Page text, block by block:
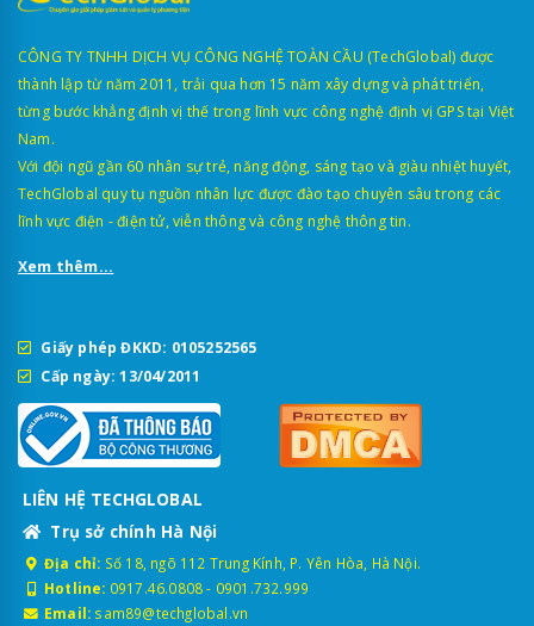
CÔNG TY TNHH DỊCH VỤ CÔNG NGHỆ TOÀN CẦU (TechGlobal) được
thành lập từ năm 2011, trải qua hơn 15 năm xây dựng và phát triển,
từng bước khẳng định vị thế trong lĩnh vực công nghệ định vị GPS tại Việt
Nam.
Với đội ngũ gần 60 nhân sự trẻ, năng động, sáng tạo và giàu nhiệt huyết,
TechGlobal quy tụ nguồn nhân lực được đào tạo chuyên sâu trong các
lĩnh vực điện - điện tử, viễn thông và công nghệ thông tin.
Xem thêm...
Giấy phép ĐKKD: 0105252565
Cấp ngày: 13/04/2011
LIÊN HỆ TECHGLOBAL
Trụ sở chính Hà Nội
Địa chỉ: Số 18, ngõ 112 Trung Kính, P. Yên Hòa, Hà Nội.
Hotline: 0917.46.0808- 0901.732.999
Email: sam89@techglobal.vn